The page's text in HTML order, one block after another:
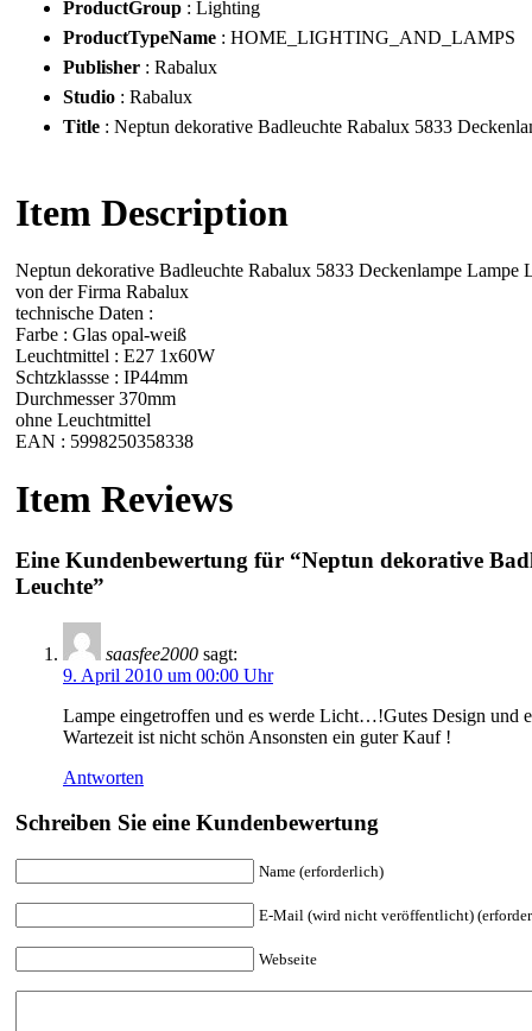
ProductGroup : Lighting
ProductTypeName : HOME_LIGHTING_AND_LAMPS
Publisher : Rabalux
Studio : Rabalux
Title : Neptun dekorative Badleuchte Rabalux 5833
Item Description
Neptun dekorative Badleuchte Rabalux 5833 Deckenlampe Lampe
von der Firma Rabalux
technische Daten :
Farbe : Glas opal-weiß
Leuchtmittel : E27 1x60W
Schtzklassse : IP44mm
Durchmesser 370mm
ohne Leuchtmittel
EAN : 5998250358338
Item Reviews
Eine Kundenbewertung für “Neptun dekorative
Leuchte”
saasfee2000 sagt:
9. April 2010 um 00:00 Uhr
Lampe eingetroffen und es werde Licht…!Gutes Design und
Wartezeit ist nicht schön Ansonsten ein guter Kauf !
Antworten
Schreiben Sie eine Kundenbewertung
Name (erforderlich)
E-Mail (wird nicht veröffentlicht)
Webseite